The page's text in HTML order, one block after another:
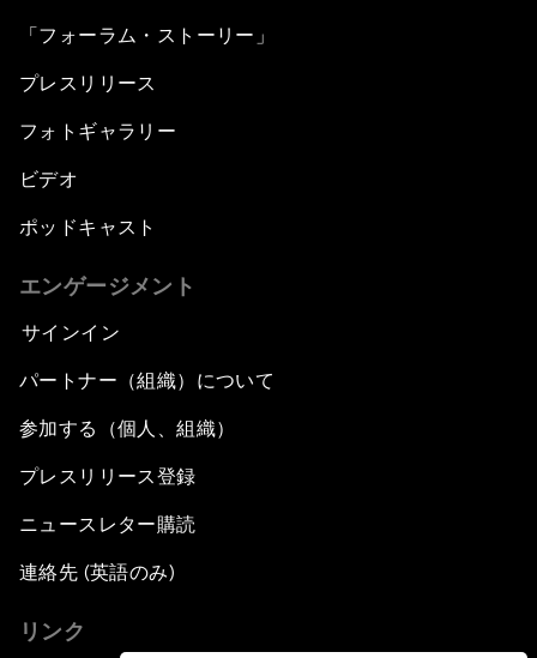
「フォーラム・ストーリー」
プレスリリース
フォトギャラリー
ビデオ
ポッドキャスト
エンゲージメント
サインイン
パートナー（組織）について
参加する（個人、組織）
プレスリリース登録
ニュースレター購読
連絡先 (英語のみ)
リンク